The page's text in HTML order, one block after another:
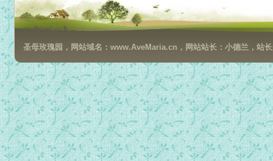
圣母玫瑰园，网站域名：www.AveMaria.cn，网站站长：小德兰，